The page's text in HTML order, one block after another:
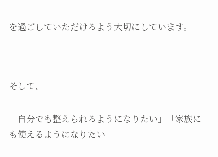
を過ごしていただけるよう大切にしています。
そして、
「自分でも整えられるようになりたい」「家族に
も使えるようになりたい」